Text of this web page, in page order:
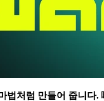
법처럼 만들어 줍니다.